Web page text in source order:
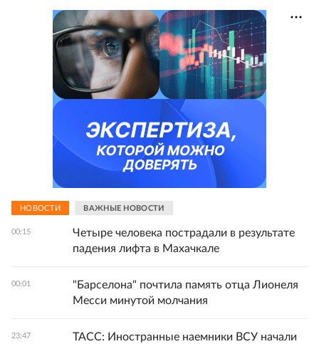
НОВОСТИ ВАЖНЫЕ НОВОСТИ
00:15
Четыре человека пострадали в результате
падения лифта в Махачкале
00:01
"Барселона" почтила память отца Лионеля
Месси минутой молчания
23:47
ТАСС: Иностранные наемники ВСУ начали